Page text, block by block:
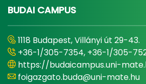
BUDAI CAMPUS
1118 Budapest, Villányi út 29-43.
+36-1/305-7354, +36-1/305-
https://budaicampus.uni-
foigazgato.buda@uni-mate.hu